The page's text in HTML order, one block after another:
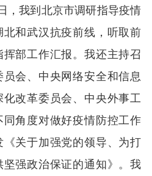
，我到北京市调研指导疫情
和武汉抗疫前线，听取前
部工作汇报。我还主持召
会、中央网络安全和信息
改革委员会、中央外事工
角度对做好疫情防控工作
关于加强党的领导、为打
强政治保证的通知》。我